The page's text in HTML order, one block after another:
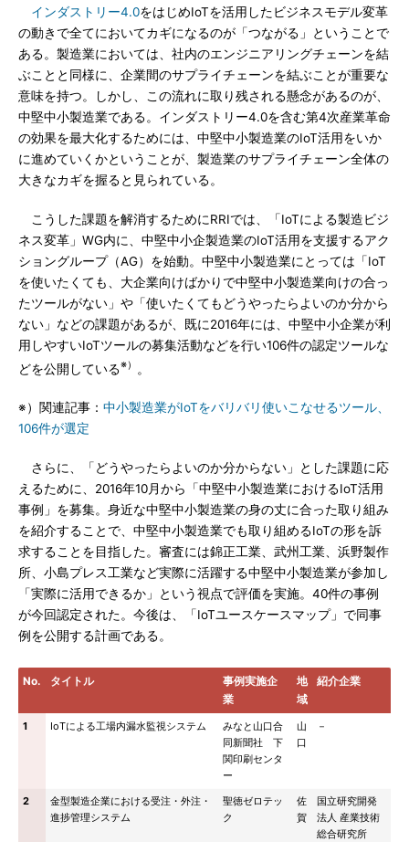
インダストリー4.0をはじめIoTを活用したビジネスモデル変革
の動きで全てにおいてカギになるのが「つながる」ということで
ある。製造業においては、社内のエンジニアリングチェーンを結
ぶことと同様に、企業間のサプライチェーンを結ぶことが重要な
意味を持つ。しかし、この流れに取り残される懸念があるのが、
中堅中小製造業である。インダストリー4.0を含む第4次産業革命
の効果を最大化するためには、中堅中小製造業のIoT活用をいか
に進めていくかということが、製造業のサプライチェーン全体の
大きなカギを握ると見られている。
こうした課題を解消するためにRRIでは、「IoTによる製造ビジ
ネス変革」WG内に、中堅中小企製造業のIoT活用を支援するアク
ショングループ（AG）を始動。中堅中小製造業にとっては「IoT
を使いたくても、大企業向けばかりで中堅中小製造業向けの合っ
たツールがない」や「使いたくてもどうやったらよいのか分から
ない」などの課題があるが、既に2016年には、中堅中小企業が利
用しやすいIoTツールの募集活動などを行い106件の認定ツールな
どを公開している※）
※）関連記事： 中小製造業がIoTをバリバリ使いこなせるツール、
106件が選定
さらに、「どうやったらよいのか分からない」とした課題に応
えるために、2016年10月から「中堅中小製造業におけるIoT活用
事例」を募集。身近な中堅中小製造業の身の丈に合った取り組み
を紹介することで、中堅中小製造業でも取り組めるIoTの形を訴
求することを目指した。審査には錦正工業、武州工業、浜野製作
所、小島プレス工業など実際に活躍する中堅中小製造業が参加し
「実際に活用できるか」という視点で評価を実施。40件の事例
が今回認定された。今後は、「IoTユースケースマップ」で同事
例を公開する計画である。
No. タイトル
事例実施企
業
地
域
紹介企業
1 IoTによる工場内漏水監視システム
みなと山口合
同新聞社 下
関印刷センタ
ー
山
口
－
2
金型製造企業における受注・外注・
進捗管理システム
聖徳ゼロテッ
ク
佐
賀
国立研究開発
法人 産業技術
総合研究所